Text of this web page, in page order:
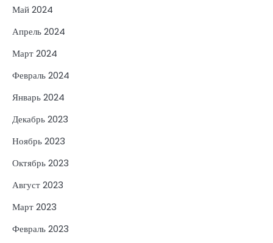
Май 2024
Апрель 2024
Март 2024
Февраль 2024
Январь 2024
Декабрь 2023
Ноябрь 2023
Октябрь 2023
Август 2023
Март 2023
Февраль 2023